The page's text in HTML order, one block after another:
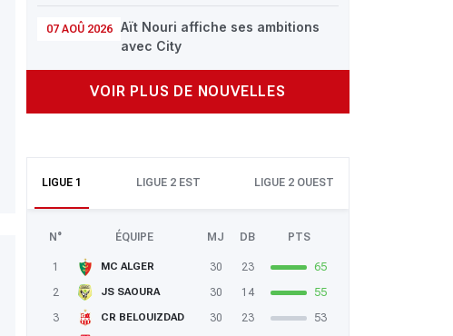
07 AOÛ 2026
Aït Nouri affiche ses ambitions
avec City
VOIR PLUS DE NOUVELLES
LIGUE 1 LIGUE 2 EST LIGUE 2 OUEST
N° ÉQUIPE MJ DB PTS
1 MC ALGER 30 23
65
2
JS SAOURA 30 14
55
3
CR BELOUIZDAD 30 23
53